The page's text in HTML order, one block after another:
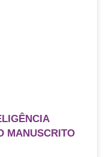
MANUSCRITO